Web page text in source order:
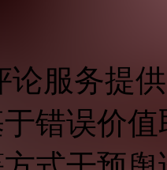
论服务提
错误价